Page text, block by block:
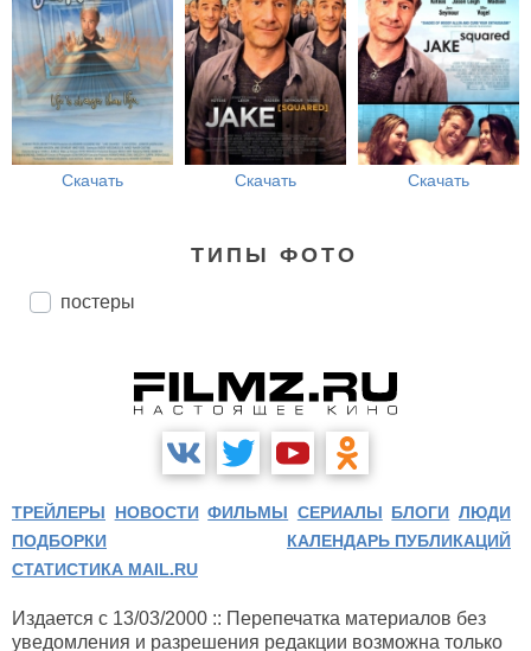
Скачать Скачать Скачать
ТИПЫ ФОТО
постеры
ТРЕЙЛЕРЫ НОВОСТИ ФИЛЬМЫ СЕРИАЛЫ БЛОГИ ЛЮДИ
ПОДБОРКИ
КАЛЕНДАРЬ ПУБЛИКАЦИЙ
СТАТИСТИКА MAIL.RU
Издается с 13/03/2000 :: Перепечатка материалов без
уведомления и разрешения редакции возможна только